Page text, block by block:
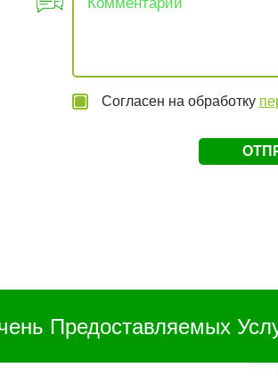
Согласен на обработку
Предоставляемых